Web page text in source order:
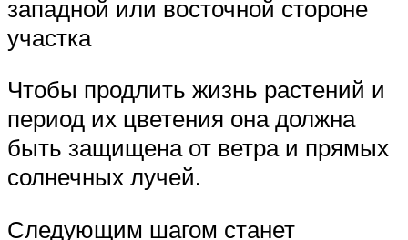
западной или восточной стороне
участка
Чтобы продлить жизнь растений и
период их цветения она должна
быть защищена от ветра и прямых
солнечных лучей.
Следующим шагом станет